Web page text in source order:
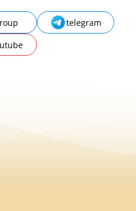
telegram